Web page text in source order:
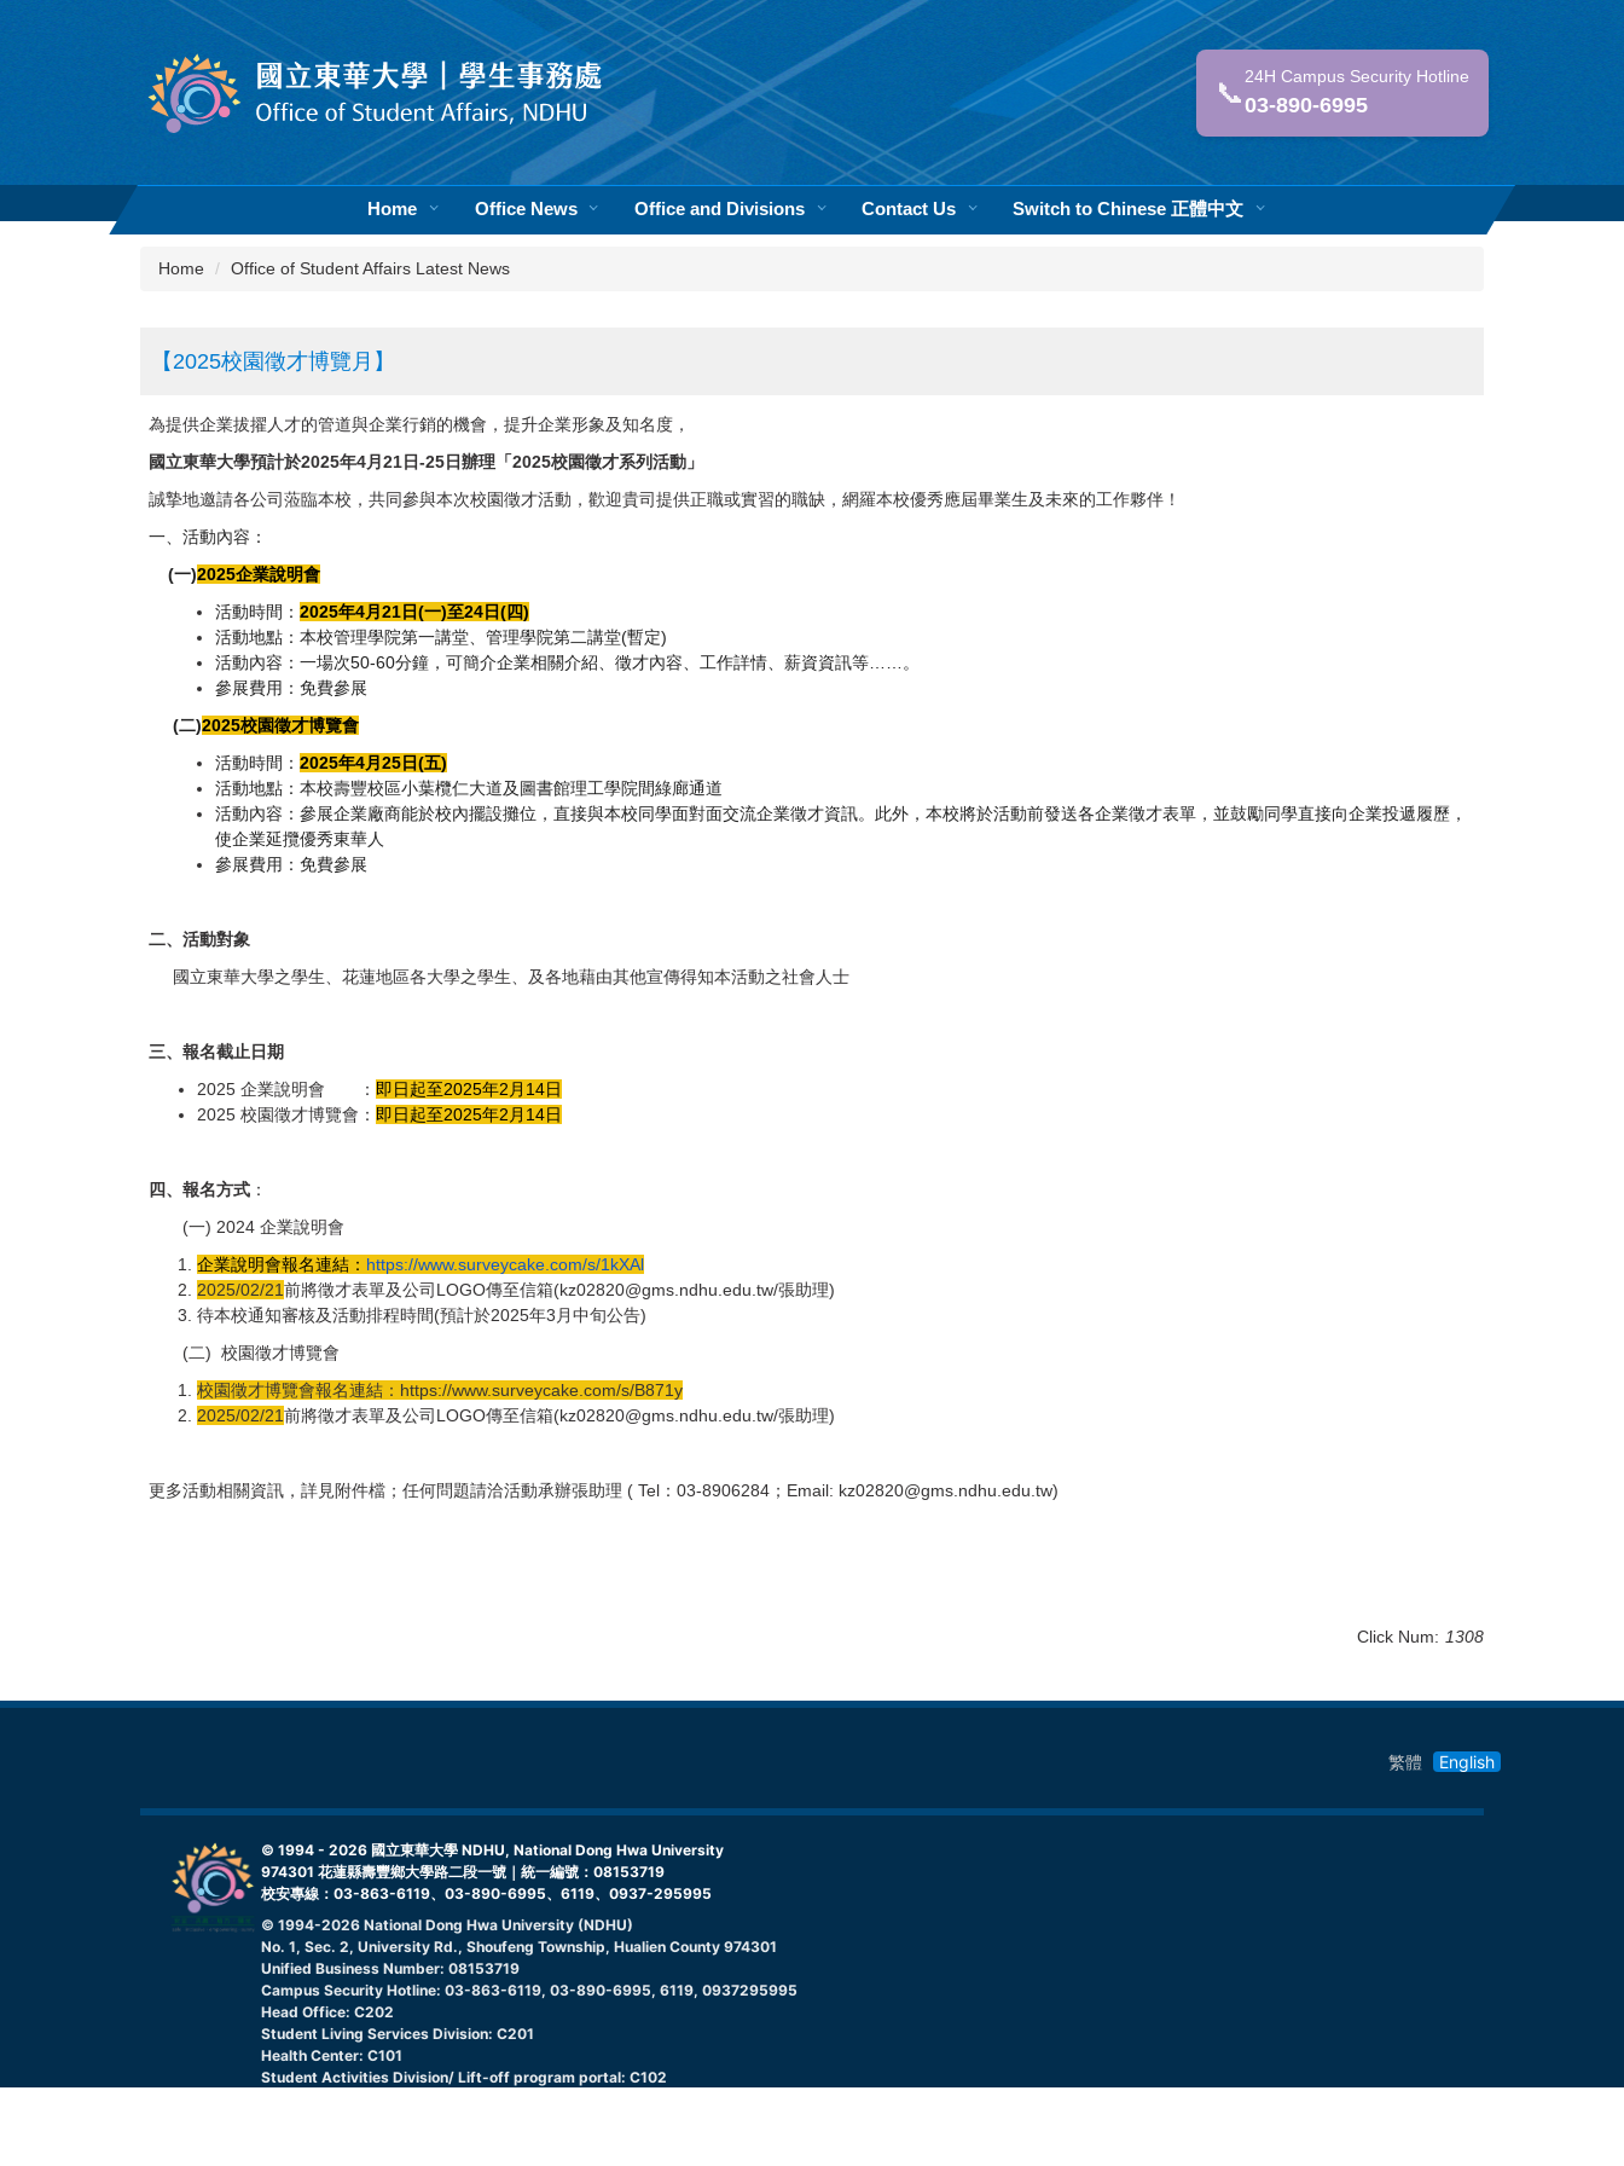
📞 24H Campus Security Hotline
03-890-6995
Home Office News Office and Divisions Contact Us Switch to Chinese 正體中文
Home Office of Student Affairs Latest News
【2025校園徵才博覽月】
為提供企業拔擢人才的管道與企業行銷的機會，提升企業形象及知名度，
國立東華大學預計於2025年4月21日-25日辦理 「2025校園徵才系列活動」
誠摯地邀請各公司蒞臨本校，共同參與本次校園徵才活動， 歡迎貴司提供正職或實習的職缺， 網羅本校優秀應屆畢業生及未來的工作夥伴！
一、 活動內容 ：
(一)2025企業說明會
活動時間： 2025年4月21日(一)至24日(四)
活動地點：本校管理學院第一講堂、管理學院第二講堂(暫定)
活動內容：一場次50-60分鐘，可簡介企業相關介紹、 徵才內容、工作詳情、薪資資訊等……。
參展費用：免費參展
(二)2025校園徵才博覽會
活動時間： 2025年4月25日(五)
活動地點：本校壽豐校區小葉欖仁大道及圖書館理工學院間綠廊通道
活動內容：參展企業廠商能於校內擺設攤位， 直接與本校同學面對面交流企業徵才資訊。此外， 本校將於活動前發送各企業徵才表單， 並鼓勵同學直接向企業投遞履歷，
使企業延攬優秀東華人
參展費用：免費參展
二、活動對象
國立東華大學之學生、花蓮地區各大學之學生、及各地藉由其他宣傳得知本活動之社會人士
三、報名截止日期
2025 企業說明會 ： 即日起至2025年2月14日
2025 校園徵才博覽會： 即日起至2025年2月14日
四、報名方式 ：
(一) 2024 企業說明會
企業說明會報名連結： https://www.surveycake.com/s/1kXAl
2025/02/21前將徵才表單及公司LOGO傳至信箱(kz02820@gms.ndhu.edu.tw/張助理)
待本校通知審核及活動排程時間(預計於2025年3月中旬公告)
(二) 校園徵才博覽會
校園徵才博覽會報名連結： https://www.surveycake.com/s/B871y
2025/02/21前將徵才表單及公司LOGO傳至信箱(kz02820@gms.ndhu.edu.tw/張助理)
更多活動相關資訊，詳見附件檔；任何問題請洽活動承辦張助理 ( Tel：03-8906284；Email: kz02820@gms.ndhu.edu.tw)
Click Num: 1308
繁體 English
© 1994 - 2026 國立東華大學 NDHU, National Dong Hwa University
974301 花蓮縣壽豐鄉大學路二段一號｜統一編號：08153719
校安專線：03-863-6119、03-890-6995、6119、0937-295995
© 1994-2026 National Dong Hwa University (NDHU)
No. 1, Sec. 2, University Rd., Shoufeng Township, Hualien County 974301
Unified Business Number: 08153719
Campus Security Hotline: 03-863-6119, 03-890-6995, 6119, 0937295995
Head Office: C202
Student Living Services Division: C201
Health Center: C101
Student Activities Division/ Lift-off program portal: C102